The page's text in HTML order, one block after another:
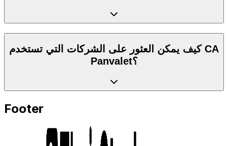
كيف يمكن العثور على الشركات التي تستخدم CA
Panvalet؟
Footer